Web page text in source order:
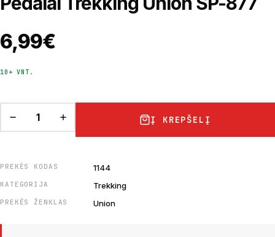
6,99€
10+ VNT.
Į KREPŠELĮ
PREKĖS KODAS 1144
KATEGORIJA Trekking
PREKĖS ŽENKLAS Union